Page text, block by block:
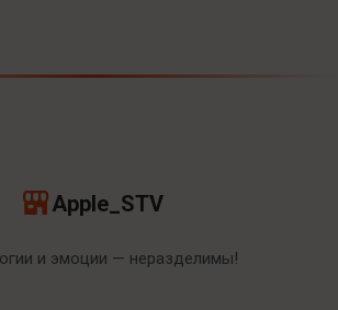
Apple_STV
и эмоции — неразделимы!